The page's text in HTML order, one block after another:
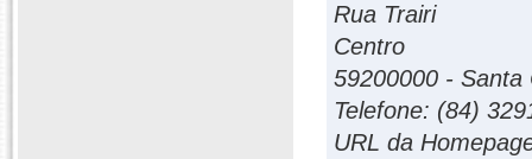
Rua Trairi
Centro
59200000 - Santa
Telefone: (84)
URL da